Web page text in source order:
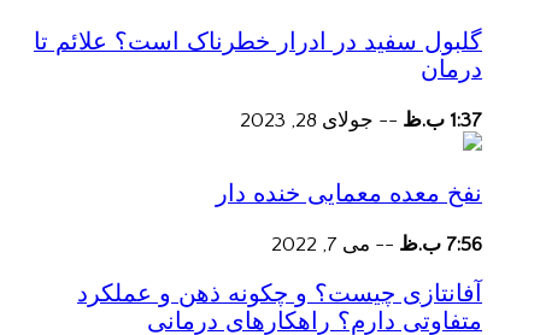
گلبول سفید در ادرار خطرناک است؟ علائم تا
درمان
1:37 ب.ظ -- جولای 28, 2023
نفخ معده معمایی خنده دار
7:56 ب.ظ -- می 7, 2022
آفانتازی چیست؟ و چکونه ذهن و عملکرد
متفاوتی دارم؟ راهکارهای درمانی